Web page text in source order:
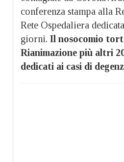
conferenza stampa alla
Rete Ospedaliera
giorni. Il nosocomio
Rianimazione più altri
dedicati ai casi di